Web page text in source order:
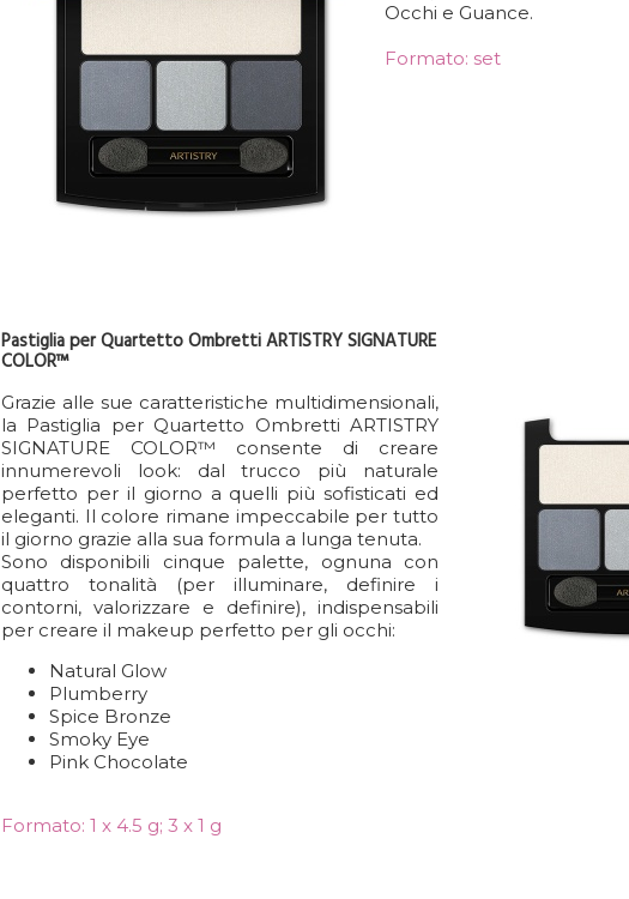
Occhi e Guance.
Formato: set
Pastiglia per Quartetto Ombretti ARTISTRY SIGNATURE
COLOR™
Grazie alle sue caratteristiche multidimensionali,
la Pastiglia per Quartetto Ombretti ARTISTRY
SIGNATURE COLOR™ consente di creare
innumerevoli look: dal trucco più naturale
perfetto per il giorno a quelli più sofisticati ed
eleganti. Il colore rimane impeccabile per tutto
il giorno grazie alla sua formula a lunga tenuta.
Sono disponibili cinque palette, ognuna con
quattro tonalità (per illuminare, definire i
contorni, valorizzare e definire), indispensabili
per creare il makeup perfetto per gli occhi:
Natural Glow
Plumberry
Spice Bronze
Smoky Eye
Pink Chocolate
Formato: 1 x 4.5 g; 3 x 1 g